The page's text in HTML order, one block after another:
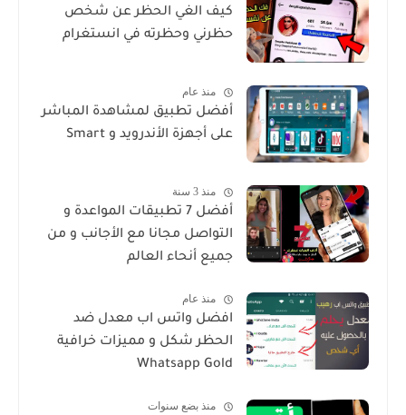
كيف الغي الحظر عن شخص
حظرني وحظرته في انستغرام
منذ عام
أفضل تطبيق لمشاهدة المباشر
على أجهزة الأندرويد و Smart
منذ 3 سنة
أفضل 7 تطبيقات المواعدة و
التواصل مجانا مع الأجانب و من
جميع أنحاء العالم
منذ عام
افضل واتس اب معدل ضد
الحظر شكل و مميزات خرافية
Whatsapp Gold
منذ بضع سنوات